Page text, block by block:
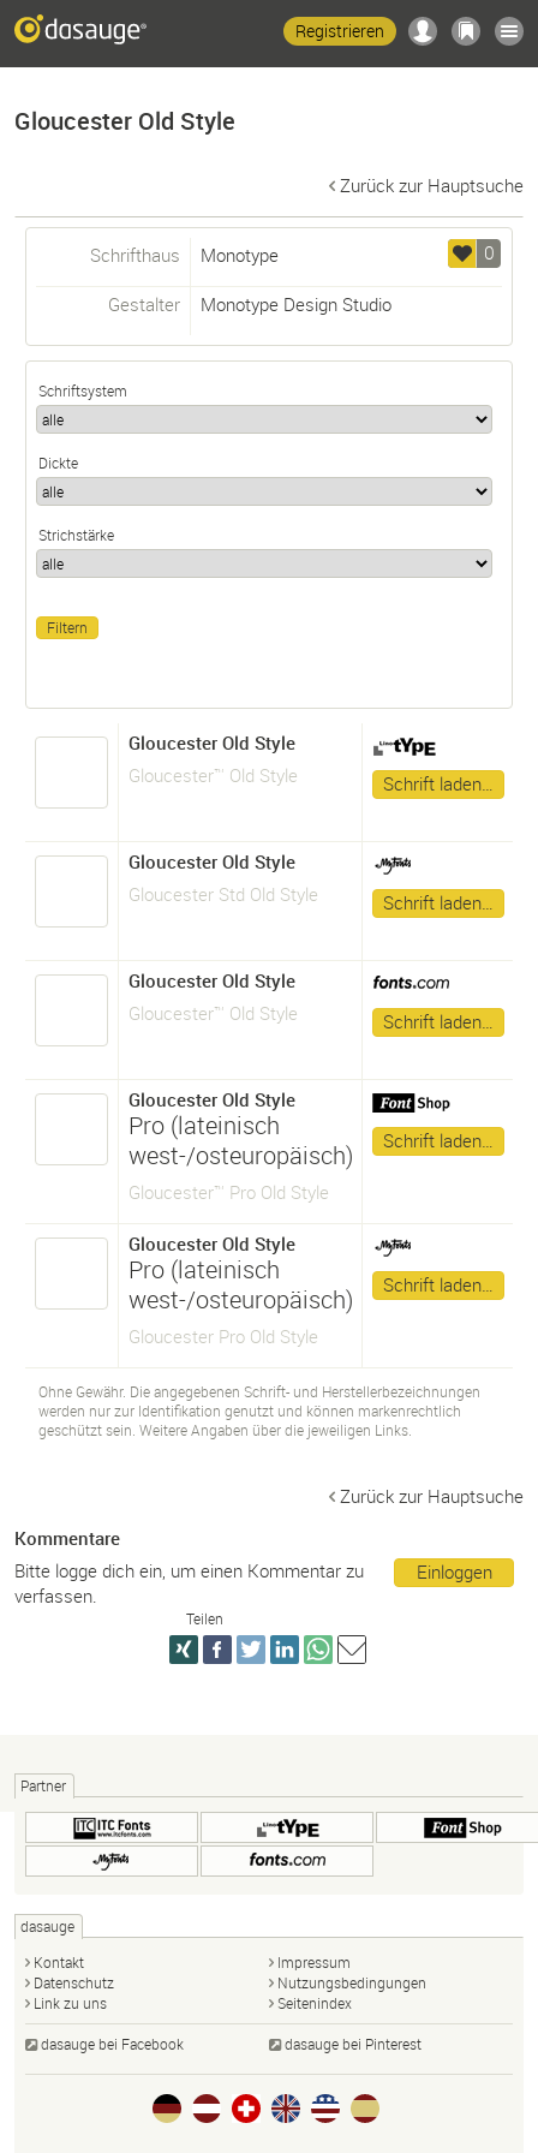
Registrieren
Gloucester Old Style
Zurück zur Hauptsuche
0
Schrifthaus Monotype
Gestalter Monotype Design Studio
Schriftsystem
Dickte
Strichstärke
Gloucester Old Style
Gloucester™ Old Style
Schrift laden…
Gloucester Old Style
Gloucester Std Old Style
Schrift laden…
Gloucester Old Style
Gloucester™ Old Style
Schrift laden…
Gloucester Old Style
Pro (lateinisch
west-/osteuropäisch)
Gloucester™ Pro Old Style
Schrift laden…
Gloucester Old Style
Pro (lateinisch
west-/osteuropäisch)
Gloucester Pro Old Style
Schrift laden…
Ohne Gewähr. Die angegebenen Schrift- und Herstellerbezeichnungen
werden nur zur Identifikation genutzt und können markenrechtlich
geschützt sein. Weitere Angaben über die jeweiligen Links.
Zurück zur Hauptsuche
Kommentare
Einloggen
Bitte logge dich ein, um einen Kommentar zu
verfassen.
Teilen
Partner
dasauge
Kontakt
Impressum
Datenschutz
Nutzungsbedingungen
Link zu uns
Seitenindex
dasauge bei Facebook dasauge bei Pinterest